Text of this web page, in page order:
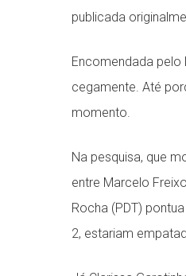
publicada
Encomendada
cegamente. Até
momento.
Na pesquisa, que
entre Marcelo
Rocha (PDT)
2, estariam